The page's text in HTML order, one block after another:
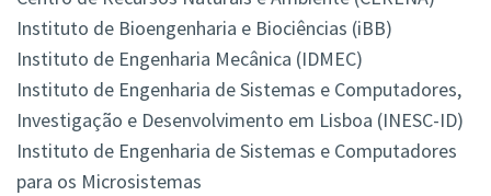
Instituto de Bioengenharia e Biociências (iBB)
Instituto de Engenharia Mecânica (IDMEC)
Instituto de Engenharia de Sistemas e Computadores,
Investigação e Desenvolvimento em Lisboa (INESC-ID)
Instituto de Engenharia de Sistemas e Computadores
para os Microsistemas